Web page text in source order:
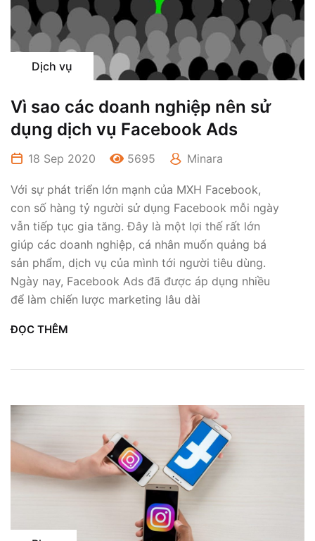
Dịch vụ
Vì sao các doanh nghiệp nên sử
dụng dịch vụ Facebook Ads
18 Sep 2020 5695 Minara
Với sự phát triển lớn mạnh của MXH Facebook,
con số hàng tỷ người sử dụng Facebook mỗi ngày
vẫn tiếp tục gia tăng. Đây là một lợi thế rất lớn
giúp các doanh nghiệp, cá nhân muốn quảng bá
sản phẩm, dịch vụ của mình tới người tiêu dùng.
Ngày nay, Facebook Ads đã được áp dụng nhiều
để làm chiến lược marketing lâu dài
ĐỌC THÊM